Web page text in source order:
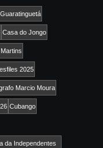
Casa do Jongo
2025
Marcio Moura
Cubango
da Independentes